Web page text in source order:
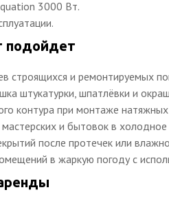
3000 Вт.
подойдет
строящихся и ремонтируемых
штукатурки, шпатлёвки и
контура при монтаже
и бытовок в холодное
после протечек или
в жаркую погоду с